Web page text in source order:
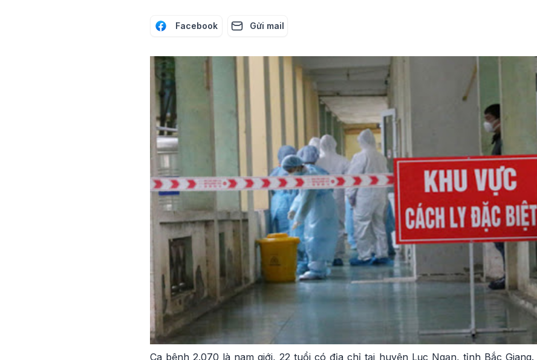
Facebook Gửi mail
Ca bệnh 2.070 là nam giới, 22 tuổi có địa chỉ tại huyện Lục Ngạn, tỉnh Bắc